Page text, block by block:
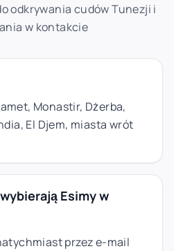
odkrywania cudów Tunezji i
w kontakcie
Monastir, Dżerba,
El Djem, miasta wrót
Esimy w
przez e-mail